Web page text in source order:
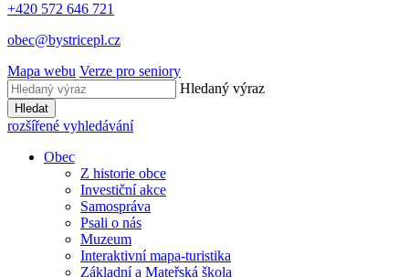
+420 572 646 721
obec@bystricepl.cz
Mapa webu Verze pro seniory
Hledaný výraz
Hledat
rozšířené vyhledávání
Obec
Z historie obce
Investiční akce
Samospráva
Psali o nás
Muzeum
Interaktivní mapa-turistika
Základní a Mateřská škola